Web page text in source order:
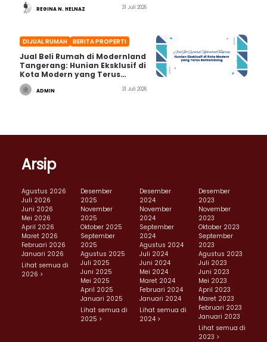
REGINA N. HELNAZ 31 Juli 2026
DIJUAL RUMAH BERITA PROPERTI
Jual Beli Rumah di Modernland
Tangerang: Hunian Eksklusif di
Kota Modern yang Terus
Berkembang
ADMIN 31 Juli 2026
Arsip
Agustus 2026
Juli 2026
Juni 2026
Mei 2026
April 2026
Maret 2026
Februari 2026
Januari 2026
Lihat semua di
2026 >
Desember
2025
November
2025
Oktober 2025
September
2025
Agustus 2025
Juli 2025
Juni 2025
Mei 2025
April 2025
Januari 2025
Lihat semua di
2025 >
Desember
2024
November
2024
September
2024
Agustus 2024
Juli 2024
Juni 2024
Mei 2024
Maret 2024
Februari 2024
Januari 2024
Lihat semua di
2024 >
Desember
2023
November
2023
Oktober 2023
September
2023
Agustus 2023
Juli 2023
Juni 2023
Mei 2023
April 2023
Maret 2023
Februari 2023
Januari 2023
Lihat semua di
2023 >